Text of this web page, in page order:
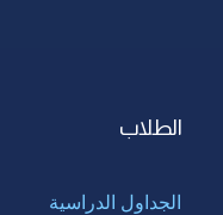
الطلاب
الجداول الدراسية